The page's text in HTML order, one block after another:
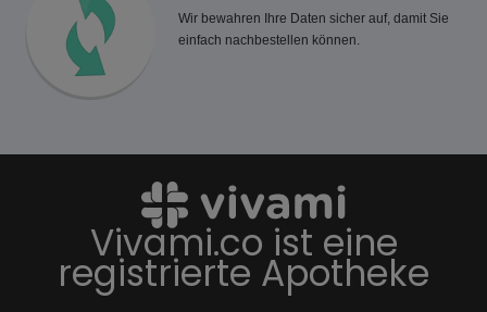
Wir bewahren Ihre Daten sicher auf, damit Sie
einfach nachbestellen können.
Vivami.co ist eine
registrierte Apotheke